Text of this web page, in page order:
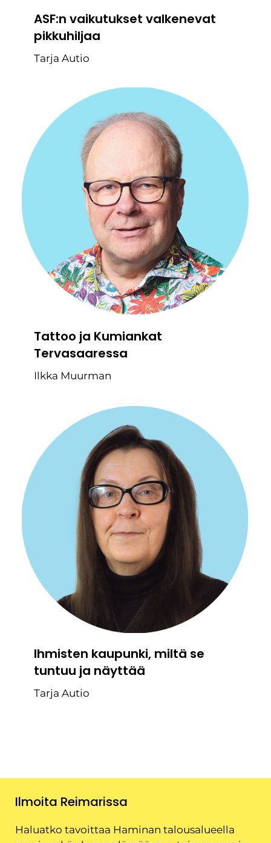
ASF:n vaikutukset valkenevat
pikkuhiljaa
Tarja Autio
Tattoo ja Kumiankat
Tervasaaressa
Ilkka Muurman
Ihmisten kaupunki, miltä se
tuntuu ja näyttää
Tarja Autio
Ilmoita Reimarissa
Haluatko tavoittaa Haminan talousalueella